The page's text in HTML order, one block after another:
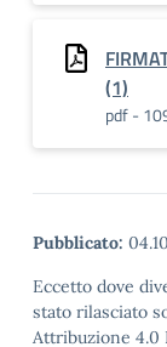
(1)
pdf -
Pubblicato:
Eccetto dove
stato rilasciato
Attribuzione 4.0